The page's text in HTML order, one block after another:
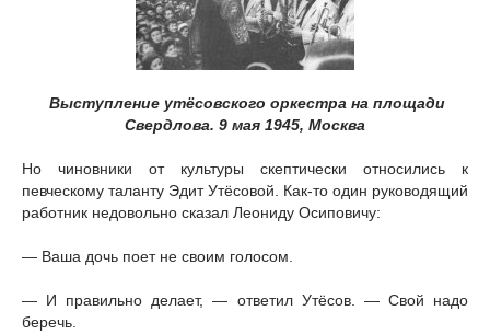
Выступление утёсовского оркестра на площади
Свердлова. 9 мая 1945, Москва
Но чиновники от культуры скептически относились к
певческому таланту Эдит Утёсовой. Как-то один руководящий
работник недовольно сказал Леониду Осиповичу:
— Ваша дочь поет не своим голосом.
— И правильно делает, — ответил Утёсов. — Свой надо
беречь.